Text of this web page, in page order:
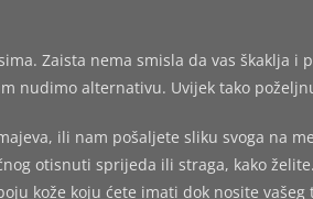
Zaista nema smisla da vas škaklja
nudimo alternativu. Uvijek tako
ili nam pošaljete sliku svoga na
otisnuti sprijeda ili straga, kako želite.
kože koju ćete imati dok nosite vašeg